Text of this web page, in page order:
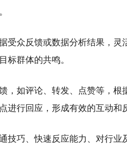
众反馈或数据分析结果，灵
标群体的共鸣。
，如评论、转发、点赞等，根
行回应，形成有效的互动和
技巧、快速反应能力、对行业